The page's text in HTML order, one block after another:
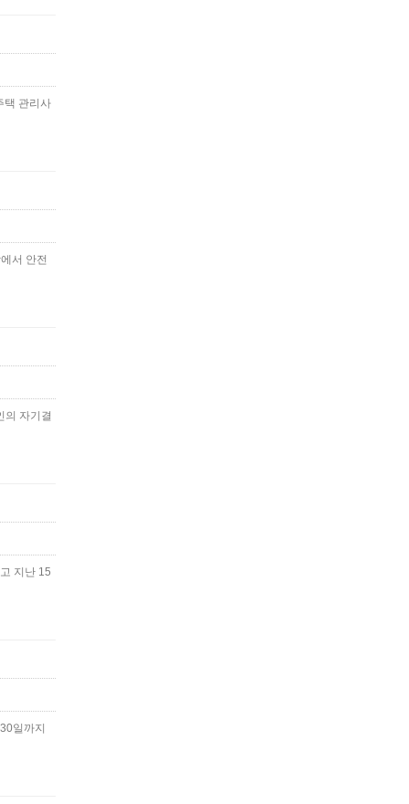
택 관리사
서 안전
의 자기결
지난 15
일까지